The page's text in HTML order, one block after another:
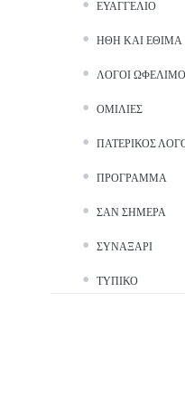
ΕΥΑΓΓΈΛΙΟ
ΉΘΗ ΚΑΙ ΈΘΙΜΑ
ΛΌΓΟΙ
ΟΜΙΛΊΕΣ
ΠΑΤΕΡΙΚΌΣ
ΠΡΌΓΡΑΜΜΑ
ΣΑΝ ΣΉΜΕΡΑ
ΣΥΝΑΞΆΡΙ
ΤΥΠΙΚΌ